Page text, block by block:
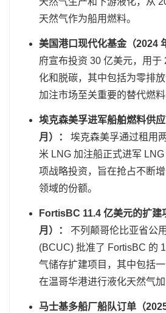
天然气作为船用燃料。
美国港口现代化基金（2024
府宣布投资 30 亿美元，用于
化和脱碳，其中包括为零排
加注市场至关重要的替代燃料
埃克森美孚进军船舶燃料供
月）：
埃克森美孚通过租用
米 LNG 加注船正式进军
项战略投资，旨在抢占不断
领域的份额。
FortisBC 11.4 亿美元的扩建
月）：
不列颠哥伦比亚省公
(BCUC) 批准了 FortisBC 的
气储存扩建项目，其中包括
在温哥华港进行液化天然气加
马士基多船厂船队订单（